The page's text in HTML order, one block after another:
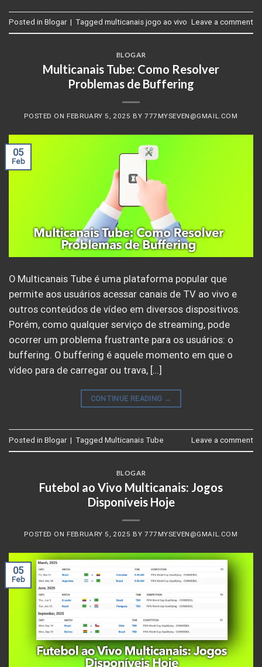
Posted in Blogar | Tagged multicanais jogo ao vivo Leave a comment
BLOGAR
Multicanais Tube: Como Resolver
Problemas de Buffering
POSTED ON FEBRUARY 5, 2025 BY 777MYSEVEN@GMAIL.COM
05
Feb
O Multicanais Tube é uma plataforma popular que
permite aos usuários acessar canais de TV ao vivo e
outros conteúdos de vídeo em diversos dispositivos.
Porém, como qualquer serviço de streaming, pode
ocorrer um problema frustrante para os usuários: o
buffering. O buffering é aquele momento em que o
vídeo para de carregar ou trava, […]
CONTINUE READING →
Posted in Blogar | Tagged Multicanais Tube Leave a comment
BLOGAR
Futebol ao Vivo Multicanais: Jogos
Disponíveis Hoje
POSTED ON FEBRUARY 5, 2025 BY 777MYSEVEN@GMAIL.COM
05
Feb